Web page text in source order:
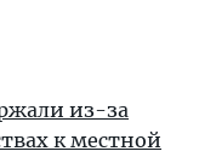
из-за
к местной